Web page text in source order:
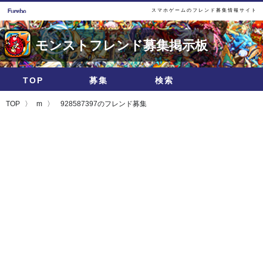
スマホゲームのフレンド募集情報サイト
モンストフレンド募集掲示板
TOP 募集 検索
TOP m 928587397のフレンド募集